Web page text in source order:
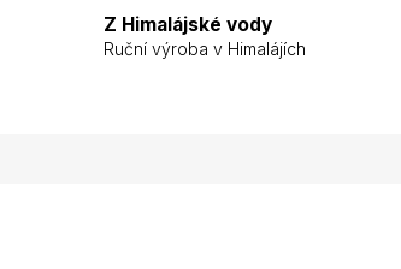
Z Himalájské vody
Ruční výroba v Himalájích